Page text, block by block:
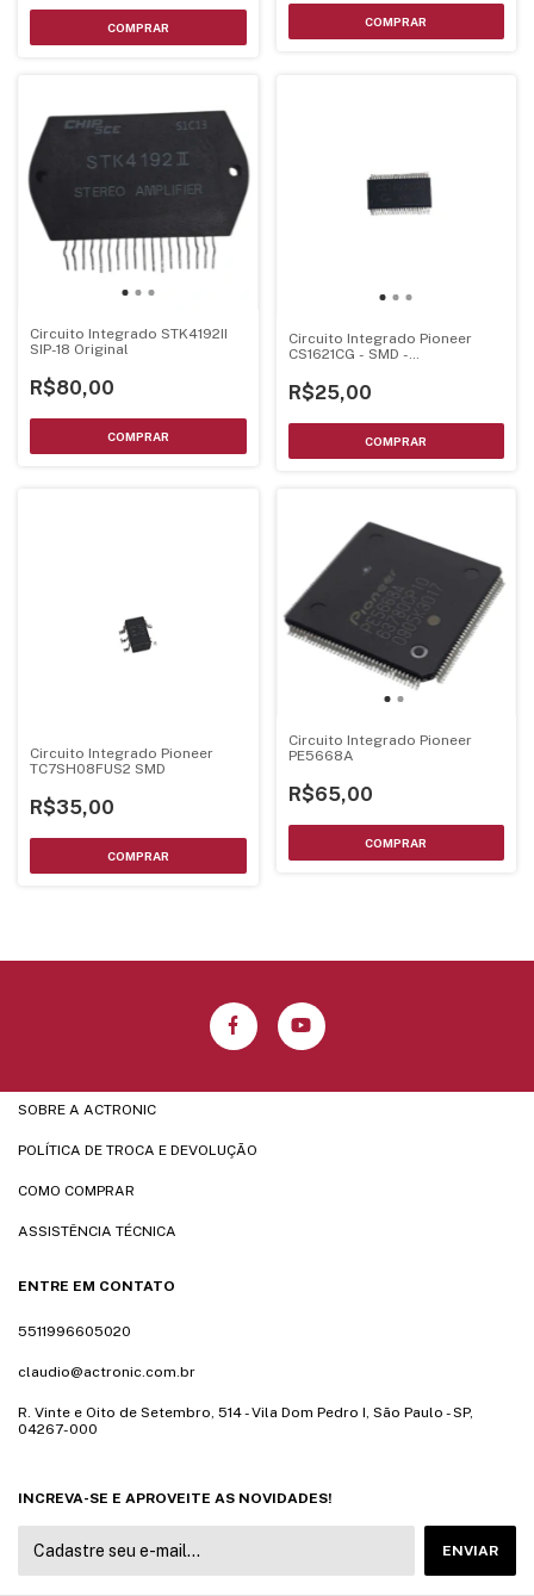
Circuito Integrado STK4192II
SIP-18 Original
R$80,00
Circuito Integrado Pioneer
CS1621CG - SMD -
R$25,00
Circuito Integrado Pioneer
TC7SH08FUS2 SMD
R$35,00
Circuito Integrado Pioneer
PE5668A
R$65,00
SOBRE A ACTRONIC
POLÍTICA DE TROCA E DEVOLUÇÃO
COMO COMPRAR
ASSISTÊNCIA TÉCNICA
ENTRE EM CONTATO
5511996605020
claudio@actronic.com.br
R. Vinte e Oito de Setembro, 514 - Vila Dom Pedro I, São Paulo - SP,
04267-000
INCREVA-SE E APROVEITE AS NOVIDADES!